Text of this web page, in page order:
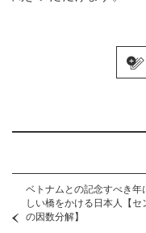
ベトナムとの記念すべき年
しい橋をかける日本人【セ
の因数分解】